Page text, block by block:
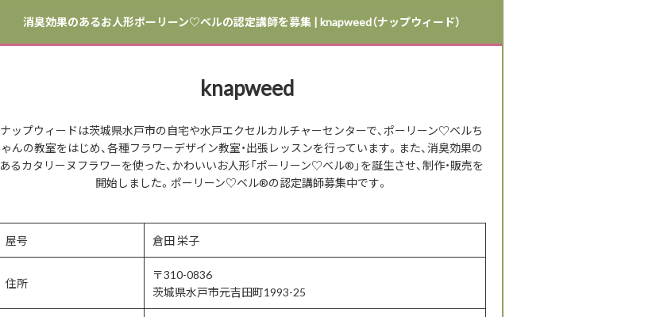
消臭効果のあるお人形ポーリーン♡ベルの認定講師を募集 | knapweed（ナップウィード）
knapweed
ナップウィードは茨城県水戸市の自宅や水戸エクセルカルチャーセンターで、ポーリーン♡ベルち
ゃんの教室をはじめ、各種フラワーデザイン教室・出張レッスンを行っています。また、消臭効果の
あるカタリーヌフラワーを使った、かわいいお人形「ポーリーン♡ベル®」を誕生させ、制作・販売を
開始しました。ポーリーン♡ベル®の認定講師募集中です。
屋号 倉田 栄子
住所
〒310-0836
茨城県水戸市元吉田町1993-25